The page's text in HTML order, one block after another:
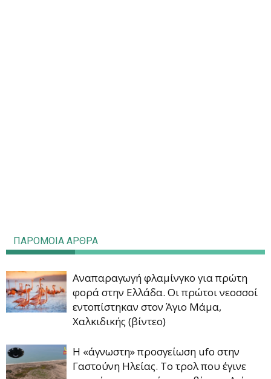
ΠΑΡΟΜΟΙΑ ΑΡΘΡΑ
Αναπαραγωγή φλαμίνγκο για πρώτη
φορά στην Ελλάδα. Οι πρώτοι νεοσσοί
εντοπίστηκαν στον Άγιο Μάμα,
Χαλκιδικής (βίντεο)
Η «άγνωστη» προσγείωση ufo στην
Γαστούνη Ηλείας. Το τρολ που έγινε